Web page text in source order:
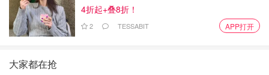
4折起+叠8折！
2 TESSABIT APP打开
大家都在抢